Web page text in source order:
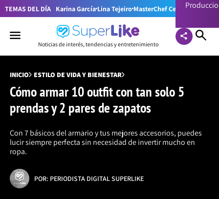
TEMAS DEL DÍA Karina García Lina Tejeiro MasterChef Celebrity
Noticias de interés, tendencias y entretenimiento
INICIO ESTILO DE VIDA Y BIENESTAR
Cómo armar 10 outfit con tan solo 5
prendas y 2 pares de zapatos
Con 7 básicos del armario y tus mejores accesorios, puedes
lucir siempre perfecta sin necesidad de invertir mucho en
ropa.
POR: PERIODISTA DIGITAL SUPERLIKE